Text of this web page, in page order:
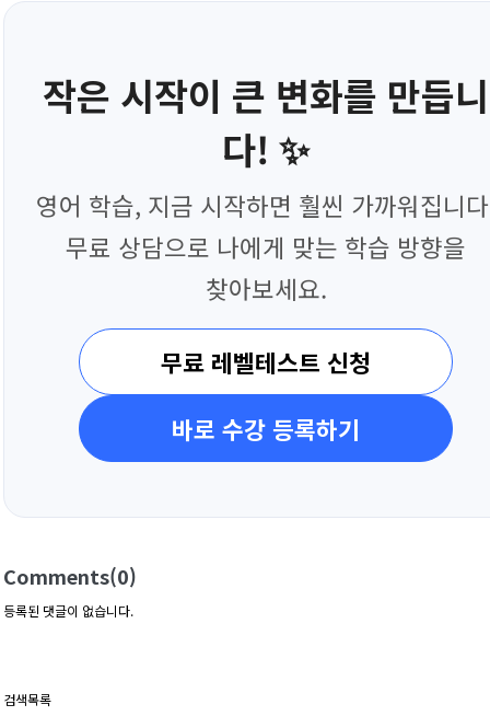
작은 시작이 큰 변화를 만듭니
다! ✨
영어 학습, 지금 시작하면 훨씬 가까워집니
무료 상담으로 나에게 맞는 학습 방향을
찾아보세요.
무료 레벨테스트 신청
바로 수강 등록하기
Comments(0)
등록된 댓글이 없습니다.
검색목록